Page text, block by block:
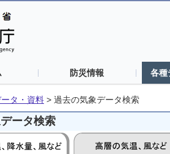
防災情報 各種
タ・資料 > 過去の気象データ検索
ータ検索